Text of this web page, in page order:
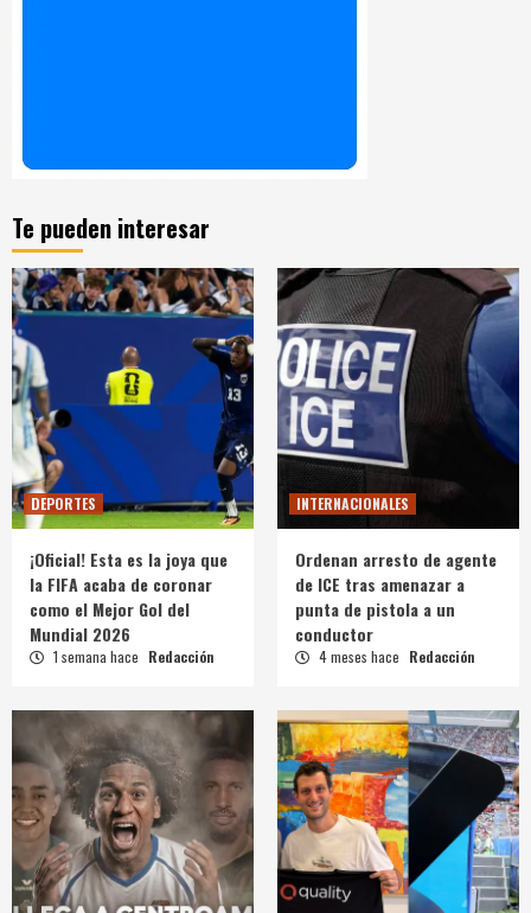
Te pueden interesar
DEPORTES
¡Oficial! Esta es la joya que
la FIFA acaba de coronar
como el Mejor Gol del
Mundial 2026
1 semana hace Redacción
INTERNACIONALES
Ordenan arresto de agente
de ICE tras amenazar a
punta de pistola a un
conductor
4 meses hace Redacción